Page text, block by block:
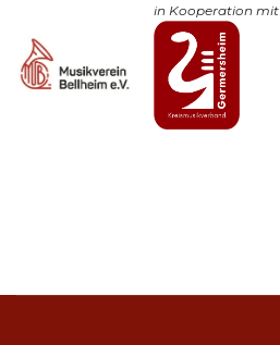
in Kooperation mit